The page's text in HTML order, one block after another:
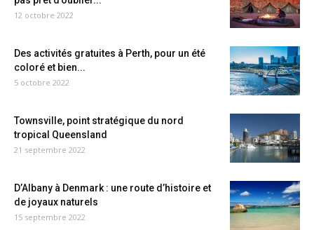
12 octobre 2022
Des activités gratuites à Perth, pour un été
coloré et bien...
5 octobre 2022
Townsville, point stratégique du nord
tropical Queensland
21 septembre 2022
D’Albany à Denmark : une route d’histoire et
de joyaux naturels
15 septembre 2022